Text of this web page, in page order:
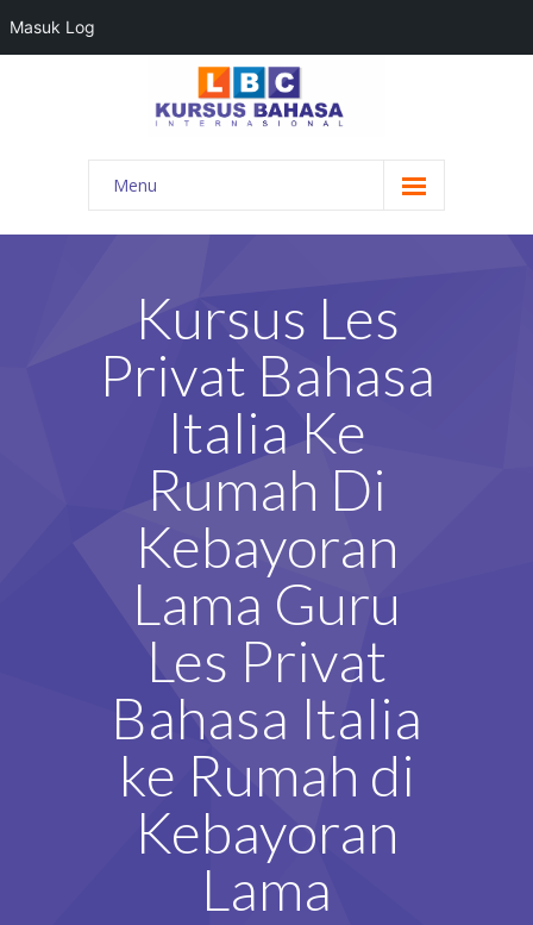
Menu
HOME
KONTAK KAMI
BLOG
DAFTAR GURU
Kursus Les
Privat Bahasa
Italia Ke
Rumah Di
Kebayoran
Lama Guru
Les Privat
Bahasa Italia
ke Rumah di
Kebayoran
Lama
Masuk Log